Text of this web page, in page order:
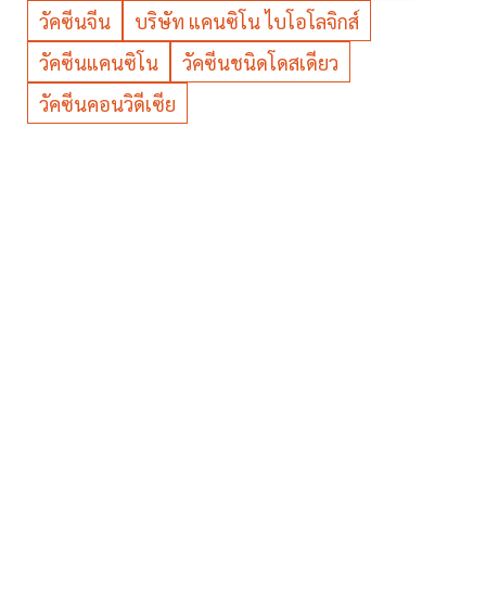
วัคซีนจีน
บริษัท แคนซิโน ไบโอโลจิกส์
วัคซีนแคนซิโน
วัคซีนชนิดโดสเดียว
วัคซีนคอนวิดีเซีย